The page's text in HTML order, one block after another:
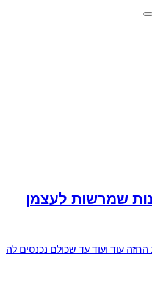
שמרשות לעצמן
עוד ועוד עד שכולם נכנסים לה